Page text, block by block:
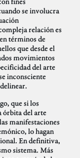
se involucra
relación es
términos de
que desde el
movimientos
del arte
inconsciente
que si los
órbita del arte
manifestaciones
lo hagan
En definitiva,
sistema. Más